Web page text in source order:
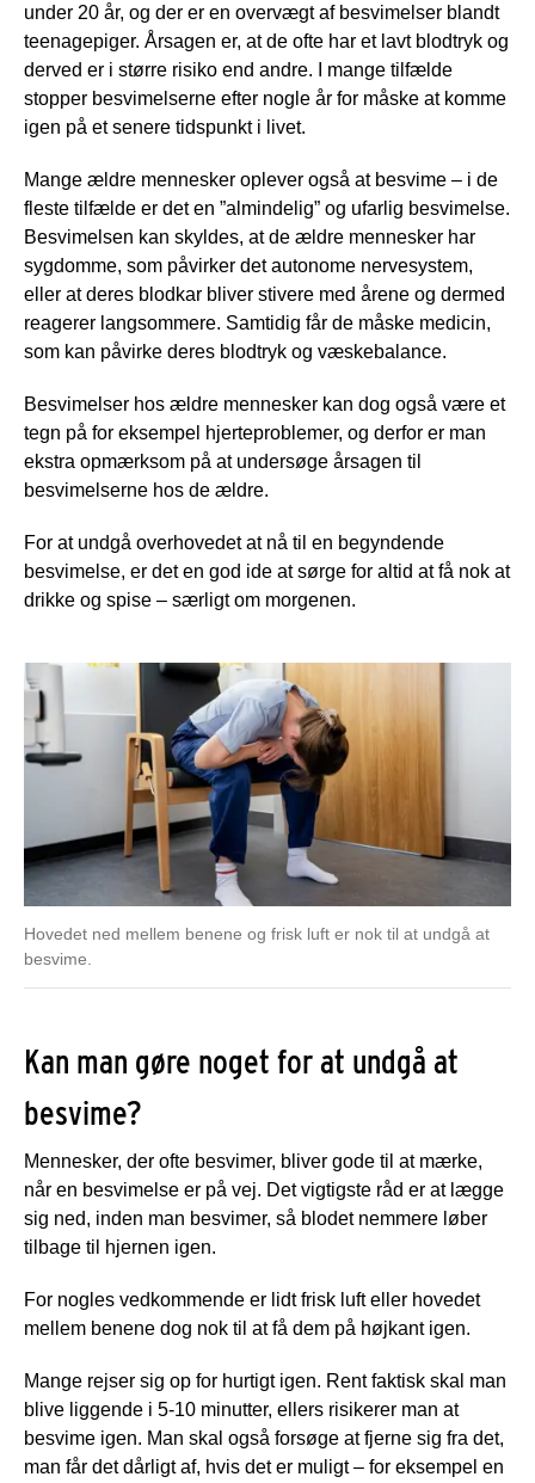
under 20 år, og der er en overvægt af besvimelser blandt
teenagepiger. Årsagen er, at de ofte har et lavt blodtryk og
derved er i større risiko end andre. I mange tilfælde
stopper besvimelserne efter nogle år for måske at komme
igen på et senere tidspunkt i livet.
Mange ældre mennesker oplever også at besvime – i de
fleste tilfælde er det en ”almindelig” og ufarlig besvimelse.
Besvimelsen kan skyldes, at de ældre mennesker har
sygdomme, som påvirker det autonome nervesystem,
eller at deres blodkar bliver stivere med årene og dermed
reagerer langsommere. Samtidig får de måske medicin,
som kan påvirke deres blodtryk og væskebalance.
Besvimelser hos ældre mennesker kan dog også være et
tegn på for eksempel hjerteproblemer, og derfor er man
ekstra opmærksom på at undersøge årsagen til
besvimelserne hos de ældre.
For at undgå overhovedet at nå til en begyndende
besvimelse, er det en god ide at sørge for altid at få nok at
drikke og spise – særligt om morgenen.
Hovedet ned mellem benene og frisk luft er nok til at undgå at
besvime.
Kan man gøre noget for at undgå at
besvime?
Mennesker, der ofte besvimer, bliver gode til at mærke,
når en besvimelse er på vej. Det vigtigste råd er at lægge
sig ned, inden man besvimer, så blodet nemmere løber
tilbage til hjernen igen.
For nogles vedkommende er lidt frisk luft eller hovedet
mellem benene dog nok til at få dem på højkant igen.
Mange rejser sig op for hurtigt igen. Rent faktisk skal man
blive liggende i 5-10 minutter, ellers risikerer man at
besvime igen. Man skal også forsøge at fjerne sig fra det,
man får det dårligt af, hvis det er muligt – for eksempel en